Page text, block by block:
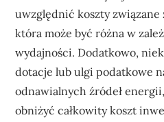
uwzględnić koszty związane
która może być różna w
wydajności. Dodatkowo,
dotacje lub ulgi podatkowe
odnawialnych źródeł
obniżyć całkowity koszt